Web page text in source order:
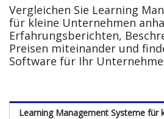
Vergleichen Sie Learning
für kleine Unternehmen
Erfahrungsberichten,
Preisen miteinander und
Software für Ihr
Learning Management Systeme für